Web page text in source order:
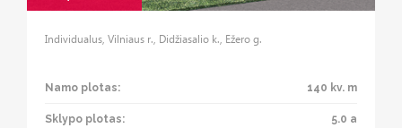
Individualus, Vilniaus r., Didžiasalio k., Ežero g.
Namo plotas: 140 kv. m
Sklypo plotas: 5.0 a